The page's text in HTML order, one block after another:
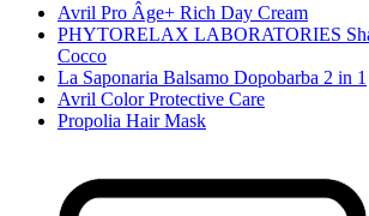
Avril Pro Âge+ Rich Day Cream
PHYTORELAX LABORATORIES
Cocco
La Saponaria Balsamo Dopobarba 2 in 1
Avril Color Protective Care
Propolia Hair Mask